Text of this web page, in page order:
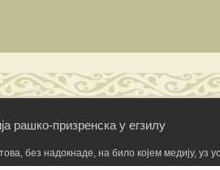
рашко-призренска у егзилу
без надокнаде, на било којем медију, уз